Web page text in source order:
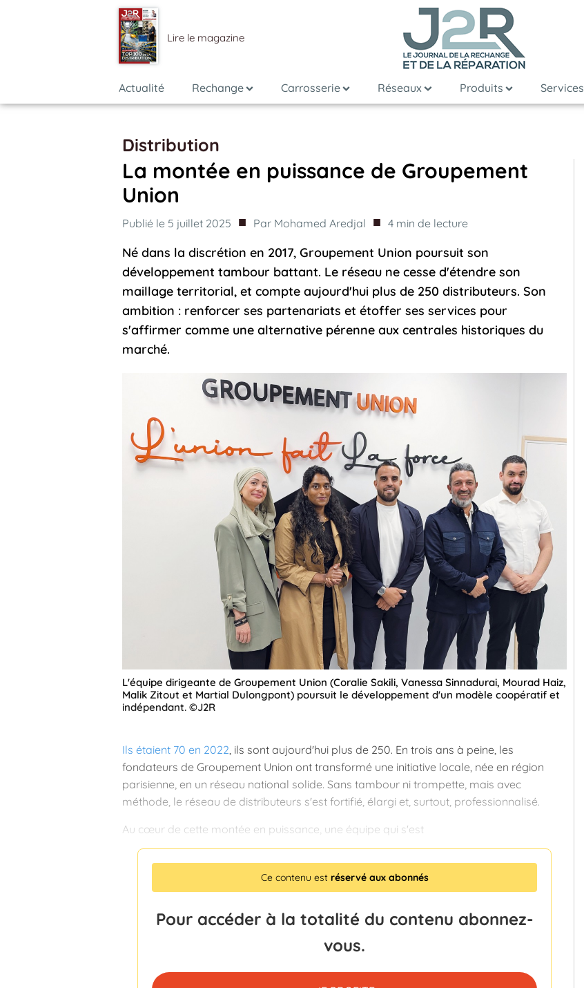
Lire le magazine
Actualité Rechange Carrosserie Réseaux Produits Services
Distribution
La montée en puissance de Groupement
Union
Publié le 5 juillet 2025 ■ Par Mohamed Aredjal ■ 4 min de lecture
Né dans la discrétion en 2017, Groupement Union poursuit son
développement tambour battant. Le réseau ne cesse d'étendre son
maillage territorial, et compte aujourd'hui plus de 250 distributeurs. Son
ambition : renforcer ses partenariats et étoffer ses services pour
s'affirmer comme une alternative pérenne aux centrales historiques du
marché.
L'équipe dirigeante de Groupement Union (Coralie Sakili, Vanessa Sinnadurai, Mourad Haiz,
Malik Zitout et Martial Dulongpont) poursuit le développement d'un modèle coopératif et
indépendant. ©J2R
Ils étaient 70 en 2022, ils sont aujourd'hui plus de 250. En trois ans à peine, les
fondateurs de Groupement Union ont transformé une initiative locale, née en région
parisienne, en un réseau national solide. Sans tambour ni trompette, mais avec
méthode, le réseau de distributeurs s'est fortifié, élargi et, surtout, professionnalisé.
Au cœur de cette montée en puissance, une équipe qui s'est
Ce contenu est réservé aux abonnés
Pour accéder à la totalité du contenu abonnez-
vous.